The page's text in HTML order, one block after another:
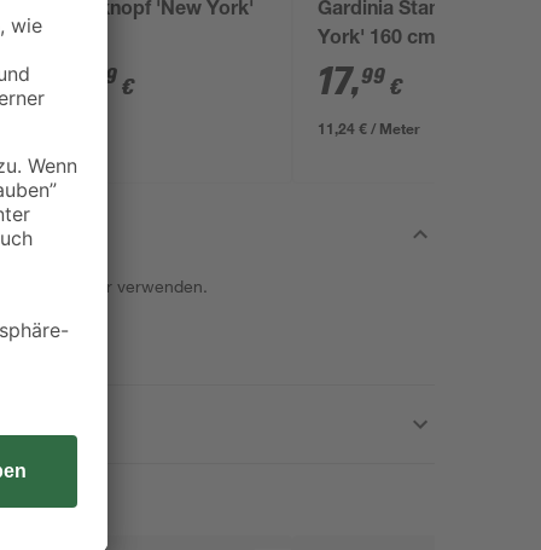
Endknopf 'New York'
99 €
Gardinia Stange 'New
York' 160 cm
17,99 €
11,24 € / Meter
cm 3 Träger verwenden.